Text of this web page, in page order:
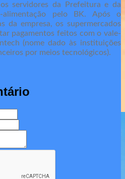
servidores da Prefeitura e da
alimentação pelo BK. Após o
da empresa, os supermercados
pagamentos feitos com o vale-
(nome dado às instituições
por meios tecnológicos).